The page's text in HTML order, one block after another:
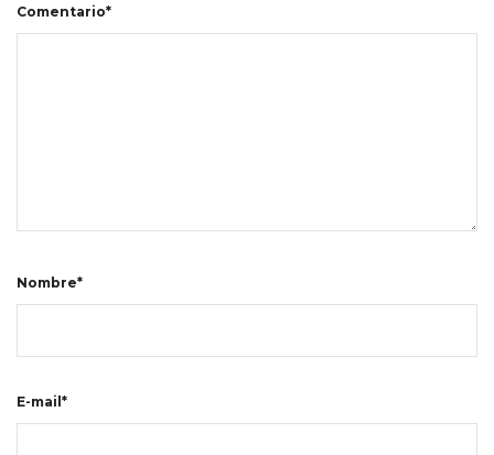
Comentario*
Nombre*
E-mail*